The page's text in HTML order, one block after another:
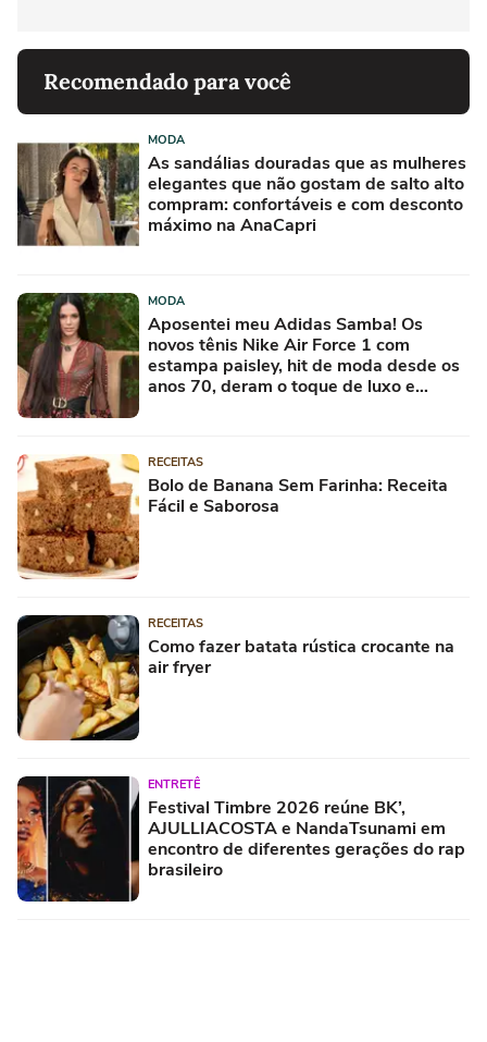
Recomendado para você
MODA
As sandálias douradas que as mulheres
elegantes que não gostam de salto alto
compram: confortáveis e com desconto
máximo na AnaCapri
MODA
Aposentei meu Adidas Samba! Os
novos tênis Nike Air Force 1 com
estampa paisley, hit de moda desde os
anos 70, deram o toque de luxo e
RECEITAS
Bolo de Banana Sem Farinha: Receita
Fácil e Saborosa
RECEITAS
Como fazer batata rústica crocante na
air fryer
ENTRETÊ
Festival Timbre 2026 reúne BK’,
AJULLIACOSTA e NandaTsunami em
encontro de diferentes gerações do rap
brasileiro